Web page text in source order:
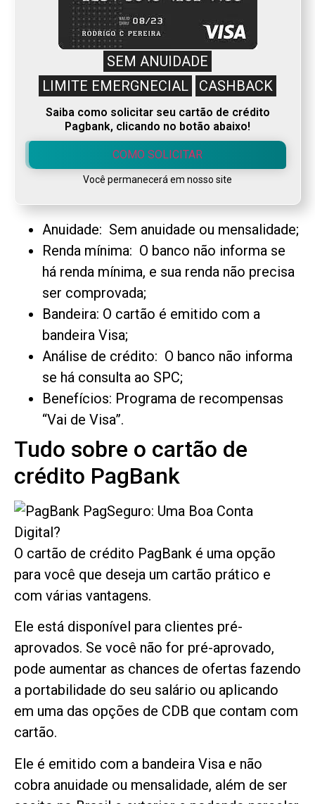
SEM ANUIDADE
LIMITE EMERGNECIAL
CASHBACK
Saiba como solicitar seu cartão de crédito
Pagbank, clicando no botão abaixo!
COMO SOLICITAR
Você permanecerá em nosso site
Anuidade: Sem anuidade ou mensalidade;
Renda mínima: O banco não informa se
há renda mínima, e sua renda não precisa
ser comprovada;
Bandeira: O cartão é emitido com a
bandeira Visa;
Análise de crédito: O banco não informa
se há consulta ao SPC;
Benefícios: Programa de recompensas
“Vai de Visa”.
Tudo sobre o cartão de
crédito PagBank
O cartão de crédito PagBank é uma opção
para você que deseja um cartão prático e
com várias vantagens.
Ele está disponível para clientes pré-
aprovados. Se você não for pré-aprovado,
pode aumentar as chances de ofertas fazendo
a portabilidade do seu salário ou aplicando
em uma das opções de CDB que contam com
cartão.
Ele é emitido com a bandeira Visa e não
cobra anuidade ou mensalidade, além de ser